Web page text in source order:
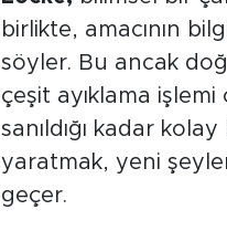
birlikte, amacının
söyler. Bu ancak
çeşit ayıklama
sanıldığı kadar
yaratmak, yeni
geçer.